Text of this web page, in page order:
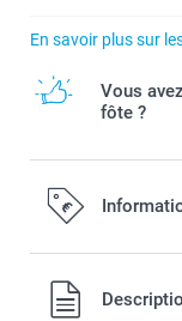
En savoir plus sur
Vous
fôte ?
Tous les prix sont
port.